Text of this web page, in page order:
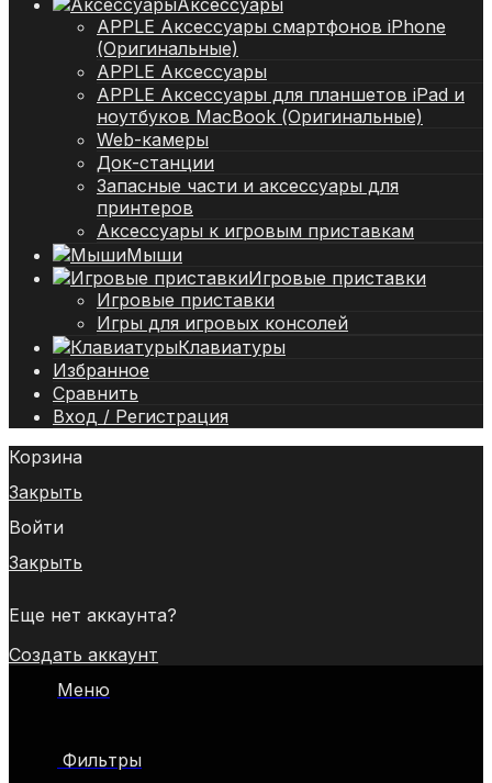
APPLE Аксессуары смартфонов iPhone
(Оригинальные)
APPLE Аксессуары
APPLE Аксессуары для планшетов iPad и
ноутбуков MacBook (Оригинальные)
Web-камеры
Док-станции
Запасные части и аксессуары для
принтеров
Аксессуары к игровым приставкам
Мыши
Игровые приставки
Игровые приставки
Игры для игровых консолей
Клавиатуры
Избранное
Сравнить
Вход / Регистрация
Корзина
Закрыть
Войти
Закрыть
Еще нет аккаунта?
Создать аккаунт
Меню
Фильтры